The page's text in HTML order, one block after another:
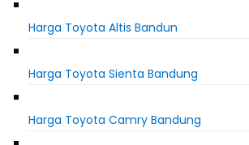
Harga Toyota Altis Bandun
Harga Toyota Sienta Bandung
Harga Toyota Camry Bandung